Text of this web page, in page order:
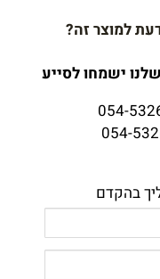
למוצר זה?
ישמחו לסייע
בהקדם